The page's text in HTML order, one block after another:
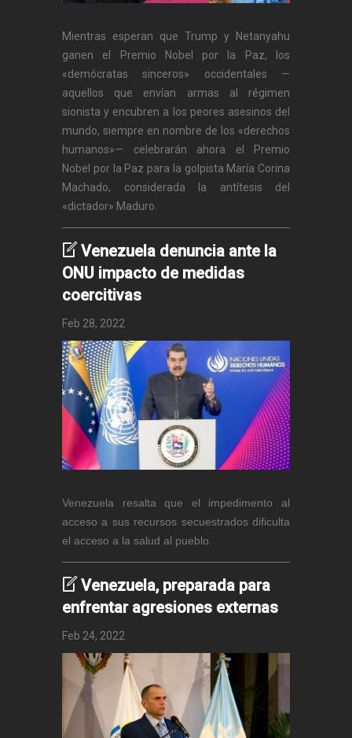
Mientras esperan que Trump y Netanyahu
ganen el Premio Nobel por la Paz, los
«demócratas sinceros» occidentales —
aquellos que envían armas al régimen
sionista y encubren a los peores asesinos del
mundo, siempre en nombre de los «derechos
humanos»— celebrarán ahora el Premio
Nobel por la Paz para la golpista María Corina
Machado, considerada la antítesis del
«dictador» Maduro.
Venezuela denuncia ante la
ONU impacto de medidas
coercitivas
Feb 28, 2022
Venezuela resalta que el impedimento al
acceso a sus recursos secuestrados dificulta
el acceso a la salud al pueblo.
Venezuela, preparada para
enfrentar agresiones externas
Feb 24, 2022